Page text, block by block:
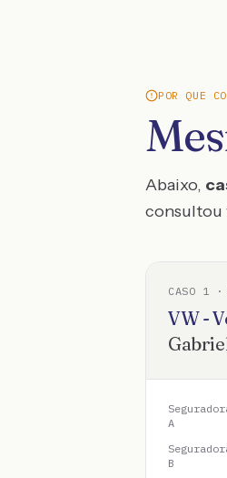
POR QUE
Abaixo,
consultou
CASO 1 ·
VW -
A
B